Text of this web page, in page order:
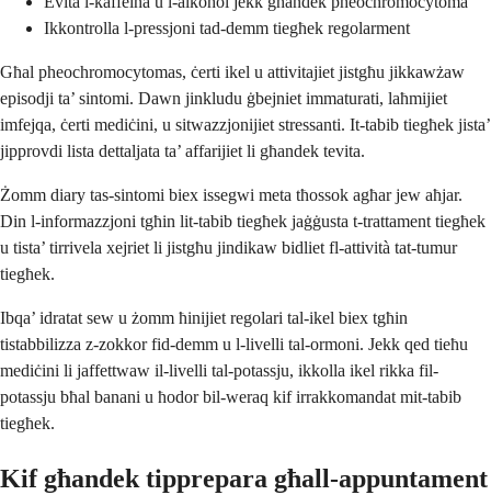
Ikkontrolla l-pressjoni tad-demm tiegħek regolarment
Għal pheochromocytomas, ċerti ikel u attivitajiet jistgħu jikkawżaw
episodji ta’ sintomi. Dawn jinkludu ġbejniet immaturati, laħmijiet
imfejqa, ċerti mediċini, u sitwazzjonijiet stressanti. It-tabib tiegħek jista’
jipprovdi lista dettaljata ta’ affarijiet li għandek tevita.
Żomm diary tas-sintomi biex issegwi meta tħossok agħar jew aħjar.
Din l-informazzjoni tgħin lit-tabib tiegħek jaġġusta t-trattament tiegħek
u tista’ tirrivela xejriet li jistgħu jindikaw bidliet fl-attività tat-tumur
tiegħek.
Ibqa’ idratat sew u żomm ħinijiet regolari tal-ikel biex tgħin
tistabbilizza z-zokkor fid-demm u l-livelli tal-ormoni. Jekk qed tieħu
mediċini li jaffettwaw il-livelli tal-potassju, ikkolla ikel rikka fil-
potassju bħal banani u ħodor bil-weraq kif irrakkomandat mit-tabib
tiegħek.
Kif għandek tipprepara għall-appuntament